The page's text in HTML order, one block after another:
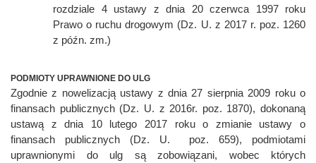
rozdziale 4 ustawy z dnia 20 czerwca 1997 roku
Prawo o ruchu drogowym (Dz. U. z 2017 r. poz. 1260
z późn. zm.)
PODMIOTY UPRAWNIONE DO ULG
Zgodnie z nowelizacją ustawy z dnia 27 sierpnia 2009 roku o
finansach publicznych (Dz. U. z 2016r. poz. 1870), dokonaną
ustawą z dnia 10 lutego 2017 roku o zmianie ustawy o
finansach publicznych (Dz. U. poz. 659), podmiotami
uprawnionymi do ulg są zobowiązani, wobec których